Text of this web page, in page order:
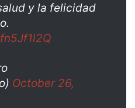
y la felicidad
October 26,